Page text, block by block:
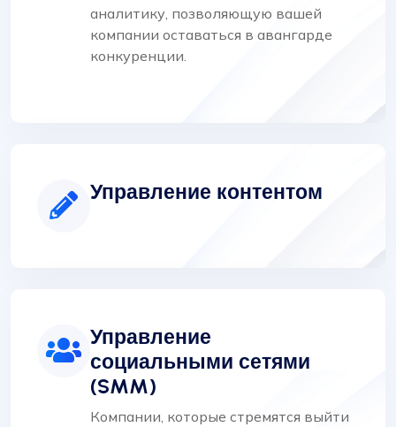
аналитику, позволяющую вашей
компании оставаться в авангарде
конкуренции.
Управление контентом
Управление
социальными сетями
(SMM)
Компании, которые стремятся выйти